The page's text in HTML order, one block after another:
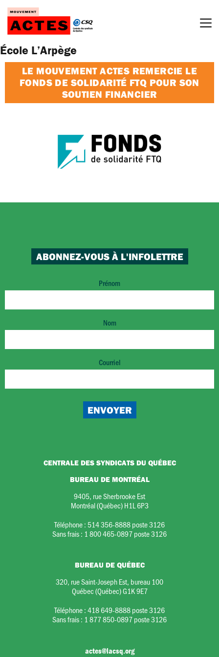
Passer
contenu
École L’Arpège
LE MOUVEMENT ACTES REMERCIE LE
FONDS DE SOLIDARITÉ FTQ POUR SON
SOUTIEN FINANCIER
ABONNEZ-VOUS À L'INFOLETTRE
Prénom
Nom
Courriel
CENTRALE DES SYNDICATS DU QUÉBEC
BUREAU DE MONTRÉAL
9405, rue Sherbrooke Est
Montréal (Québec) H1L 6P3
Téléphone : 514 356-8888 poste 3126
Sans frais : 1 800 465-0897 poste 3126
BUREAU DE QUÉBEC
320, rue Saint-Joseph Est, bureau 100
Québec (Québec) G1K 9E7
Téléphone :418 649-8888 poste 3126
Sans frais : 1 877 850-0897 poste 3126
actes@lacsq.org